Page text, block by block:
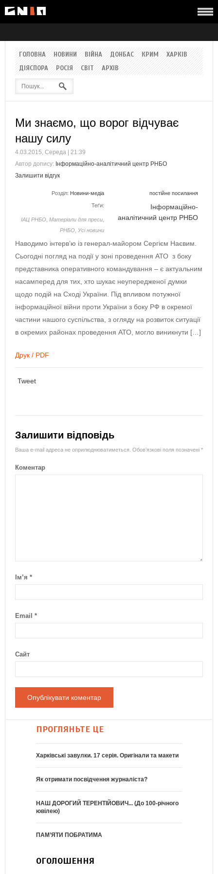
ГОЛОВНА НОВИНИ ВІЙНА ДОНБАС КРИМ
ХАРКІВ
ДІЯСПОРА
РОСІЯ СВІТ АРХІВ
Ми знаємо, що ворог відчуває
нашу силу
4.03.2015, Середа | 21:39
Автор допису: Інформаційно-аналітичний центр РНБО
Залишити відгук
Розділ: Новини-медіа постійне посилання
Теґи:
ІАЦ РНБО Матеріали для преси
РНБО
Усі новини
Інформаційно-
аналітичний центр РНБО
Наводимо інтерв’ю із генерал-майором Сергієм Наєвим.
Сьогодні погляд на події у зоні проведення АТО з боку
представника оперативного командування – є актуальним
насамперед для тих, хто шукає неупередженої думки
щодо подій на Сході України. Під впливом потужної
інформаційної війни проти України з боку РФ в окремої
частини нашого суспільства, з огляду на розвиток ситуації
в окремих районах проведення АТО, могло виникнути […]
Друк / PDF
Tweet
Залишити відповідь
Ваша e-mail адреса не оприлюднюватиметься. Обов’язкові поля позначені *
Коментар
Ім’я *
Email *
Сайт
ПРОГЛЯНЬТЕ ЦЕ
Харківські завулки. 17 серія. Оригінали та макети
Як отримати посвідчення журналіста?
НАШ ДОРОГИЙ ТЕРЕНТІЙОВИЧ... (До 100-річного
ювілею)
ПАМ’ЯТИ ПОБРАТИМА
ОГОЛОШЕННЯ